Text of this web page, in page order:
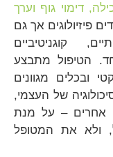
דימוי גוף וערך
פיזיולוגים אך גם
קוגניטיביים
הטיפול מתבצע
ובכלים מגוונים
של העצמי,
אחרים – על מנת
ולא את המטופל